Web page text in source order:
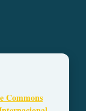
Commons